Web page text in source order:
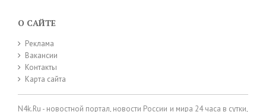
О САЙТЕ
Реклама
Вакансии
Контакты
Карта сайта
N4k.Ru - новостной портал, новости России и мира 24 часа в сутки,